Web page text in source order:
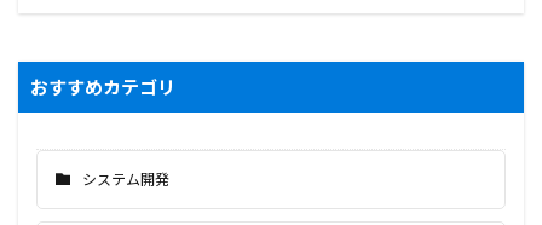
おすすめカテゴリ
システム開発